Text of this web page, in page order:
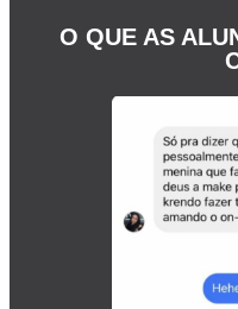
O QUE AS